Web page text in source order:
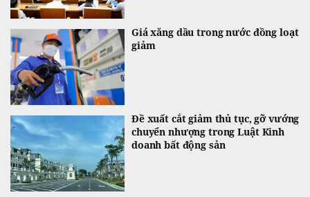
Giá xăng dầu trong nước đồng loạt
giảm
Đề xuất cắt giảm thủ tục, gỡ vướng
chuyển nhượng trong Luật Kinh
doanh bất động sản